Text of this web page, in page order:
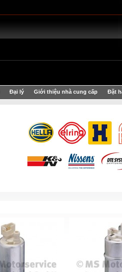
Đại lý Giới thiệu nhà cung cấp Đặt